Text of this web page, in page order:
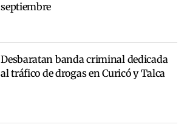
septiembre
Desbaratan banda criminal dedicada
al tráfico de drogas en Curicó y Talca